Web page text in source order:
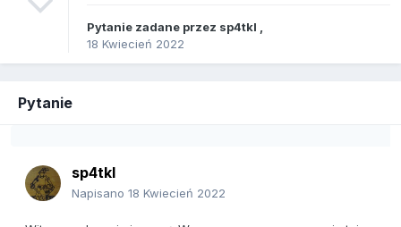
Pytanie zadane przez sp4tkl
18 Kwiecień 2022
Pytanie
sp4tkl
Napisano 18 Kwiecień 2022